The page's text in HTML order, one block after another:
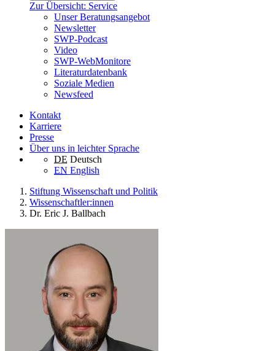
Zur Übersicht: Service
Unser Beratungsangebot
Newsletter
SWP-Podcast
Video
SWP-WebMonitore
Literaturdatenbank
Soziale Medien
Newsfeed
Kontakt
Karriere
Presse
Über uns in leichter Sprache
DE Deutsch
EN English
Stiftung Wissenschaft und Politik
Wissenschaftler:innen
Dr. Eric J. Ballbach